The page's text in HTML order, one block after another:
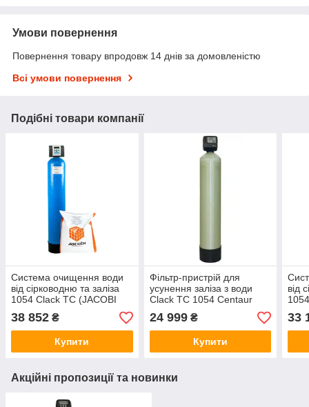
Умови повернення
Повернення товару впродовж 14 днів за домовленістю
Всі умови повернення
Подібні товари компанії
Система очищення води
від сірководню та заліза
1054 Clack TC (JACOBI
CX-MCA)
38 852 ₴
Купити
Фільтр-пристрій для
усунення заліза з води
Clack TC 1054 Centaur
24 999₴
Купити
від
CX-
33
Акційні пропозиції та новинки